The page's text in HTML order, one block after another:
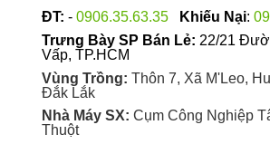
sản
ĐT: - 0906.35.63.35 Khiếu Nại:
Trưng Bày SP Bán Lẻ: 22/21
Vấp, TP.HCM
Vùng Trồng: Thôn 7, Xã M'Leo,
Đắk Lắk
Nhà Máy SX: Cụm Công Nghiệp
Thuột